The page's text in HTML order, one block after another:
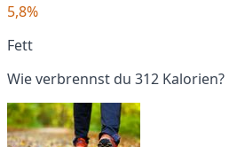
5,8%
Fett
Wie verbrennst du 312 Kalorien?